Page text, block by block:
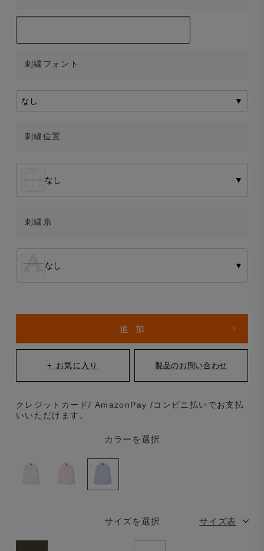
刺繍フォント
なし ▼
刺繍位置
なし ▼
刺繍糸
なし ▼
カラーを選択
サイズを選択 サイズ表
クレジットカード/ AmazonPay /コンビニ払いでお支払
いいただけます。